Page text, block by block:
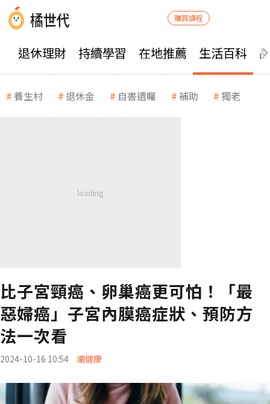
購買課程
退休理財 持續學習 在地推薦 生活百科
養生村 退休金 自書遺囑 補助 獨老
比子宮頸癌、卵巢癌更可怕！「最
惡婦癌」子宮內膜癌症狀、預防方
法一次看
2024-10-16 10:54 潮健康